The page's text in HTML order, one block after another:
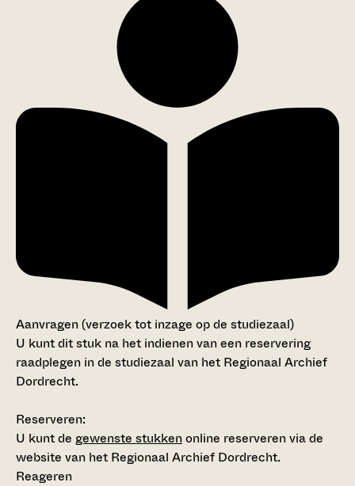
Aanvragen (verzoek tot inzage op de studiezaal)
U kunt dit stuk na het indienen van een reservering
raadplegen in de studiezaal van het Regionaal Archief
Dordrecht.
Reserveren:
U kunt de gewenste stukkenonline reserveren via de
website van het Regionaal Archief Dordrecht.
Reageren